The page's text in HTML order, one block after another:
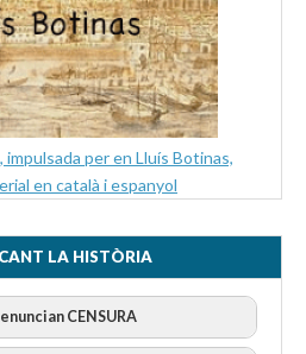
, impulsada per en Lluís Botinas,
en català i espanyol
LA HISTÒRIA
CENSURA